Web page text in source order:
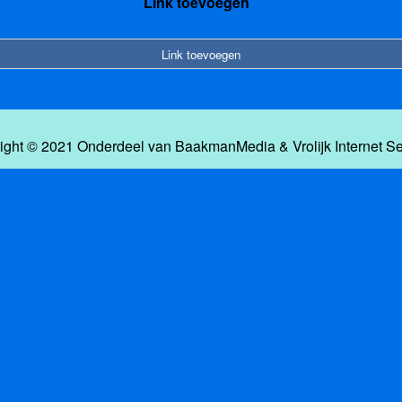
Link toevoegen
© 2021 Onderdeel van BaakmanMedia& Vrolijk Internet